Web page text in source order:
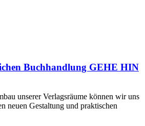
Buchhandlung GEHE HIN
unserer Verlagsräume können wir uns
neuen Gestaltung und praktischen